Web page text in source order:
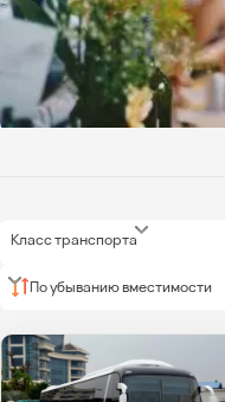
Класс транспорта
По убыванию вместимости